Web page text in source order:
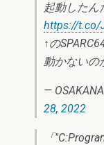
起動したん
https://t.co/
↑の
動かないの
—
28, 2022
「